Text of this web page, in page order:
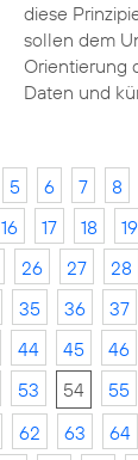
diese
sollen dem
Orientierung
Daten und
5 6 7 8
16 17 18 19
26 27 28
35 36 37
44 45 46
53 54 55
62 63 64